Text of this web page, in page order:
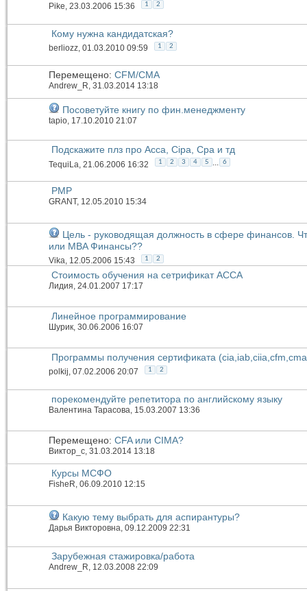
Pike, 23.03.2006 15:36 1 2
Кому нужна кандидатская?
berliozz , 01.03.2010 09:59 1 2
Перемещено: CFM/CMA
Andrew_R, 31.03.2014 13:18
Посоветуйте книгу по фин.менеджменту
tapio, 17.10.2010 21:07
Подскажите плз про Acca, Cipa, Cpa и тд
TequiLa , 21.06.2006 16:32 1 2 3 4 5 6
PMP
GRANT, 12.05.2010 15:34
Цель - руководящая должность в сфере финансов.
или MBA Финансы??
Vika , 12.05.2006 15:43 1 2
Стоимость обучения на сетрификат АССА
Лидия , 24.01.2007 17:17
Линейное программирование
Шурик, 30.06.2006 16:07
Программы получения сертификата
polkij, 07.02.2006 20:07 1 2
порекомендуйте репетитора по английскому языку
Валентина Тарасова, 15.03.2007 13:36
Перемещено: CFA или СIMA?
Виктор_c, 31.03.2014 13:18
Курсы МСФО
FisheR, 06.09.2010 12:15
Какую тему выбрать для аспирантуры?
Дарья Викторовна, 09.12.2009 22:31
Зарубежная стажировка/работа
Andrew_R, 12.03.2008 22:09